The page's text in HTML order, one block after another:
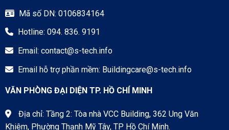
Mã số DN: 0106834164
Hotline: 094. 836. 9191
Email: contact@s-tech.info
Email hỗ trợ phần mềm: Buildingcare@s-tech.info
VĂN PHÒNG ĐẠI DIỆN TP. HỒ CHÍ MINH
Địa chỉ: Tầng 2: Tòa nhà VCC Building, 362 Ung Văn
Khiêm, Phường Thạnh Mỹ Tây, TP Hồ Chí Minh.